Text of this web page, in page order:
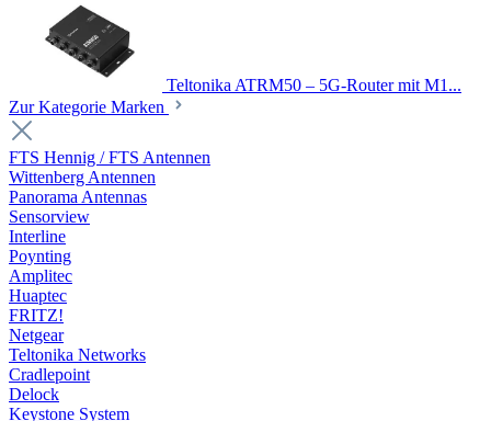
Teltonika ATRM50 – 5G-Router mit M1...
Zur Kategorie Marken
FTS Hennig / FTS Antennen
Wittenberg Antennen
Panorama Antennas
Sensorview
Interline
Poynting
Amplitec
Huaptec
FRITZ!
Netgear
Teltonika Networks
Cradlepoint
Delock
Keystone System